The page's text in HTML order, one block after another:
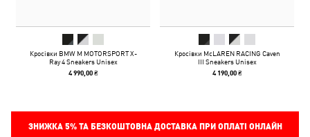
Кросівки BMW M MOTORSPORT X-
Ray 4 Sneakers Unisex
4 990,00 ₴
Кросівки McLAREN RACING Caven
III Sneakers Unisex
4 190,00 ₴
ЗНИЖКА 5%ТА БЕЗКОШТОВНА ДОСТАВКА ПРИ ОПЛАТІ ОНЛАЙН